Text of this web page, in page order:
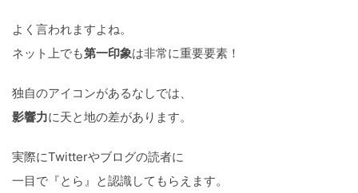
よく言われますよね。
ネット上でも第一印象は非常に重要要素！
独自のアイコンがあるなしでは、
影響力に天と地の差があります。
実際にTwitterやブログの読者に
一目で『とら』と認識してもらえます。